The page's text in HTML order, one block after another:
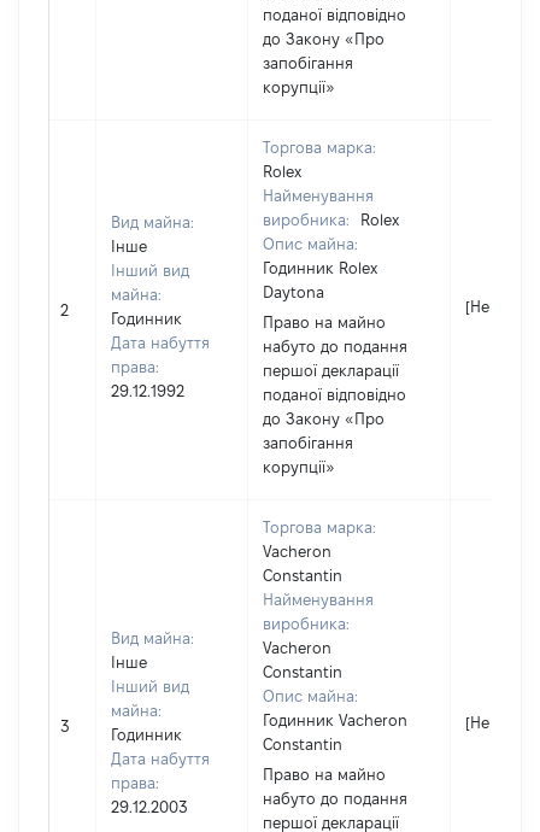
поданої відповідно
до Закону «Про
запобігання
корупції»
2
Вид майна:
Інше
Інший вид
майна:
Годинник
Дата набуття
права:
29.12.1992
Торгова марка:
Rolex
Найменування
виробника:
Rolex
Опис майна:
Годинник Rolex
Daytona
Право на майно
набуто до подання
першої декларації
поданої відповідно
до Закону «Про
запобігання
корупції»
[Не
3
Вид майна:
Інше
Інший вид
майна:
Годинник
Дата набуття
права:
29.12.2003
Торгова марка:
Vacheron
Constantin
Найменування
виробника:
Vacheron
Constantin
Опис майна:
Годинник Vacheron
Constantin
Право на майно
набуто до подання
першої декларації
[Не